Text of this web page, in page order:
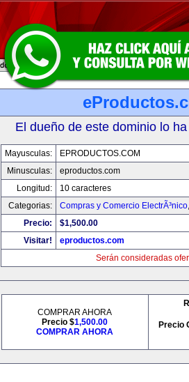
El dueño de este dominio lo
Mayusculas:
EPRODUCTOS.COM
Minusculas:
eproductos.com
Longitud:
10 caracteres
Categorias:
Compras y Comercio ElectrÃ³nico
Precio:
$1,500.00
Visitar!
eproductos.com
Serán consideradas
COMPRAR AHORA
Precio $1,500.00
COMPRAR AHORA
Precio